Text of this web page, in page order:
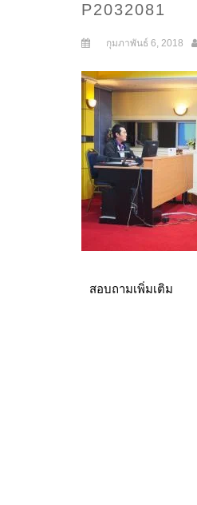
P2032081
กุมภาพันธ์ 6, 2018
สอบถามเพิ่มเติม